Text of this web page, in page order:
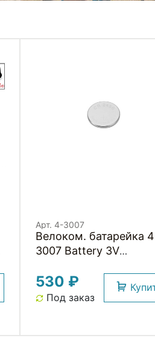
Арт. 4-3007
Велоком. батарейка
3007 Battery 3V
питания VDO NEW
530 ₽
Под заказ